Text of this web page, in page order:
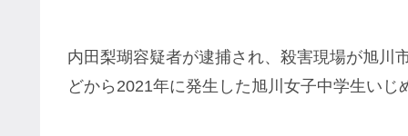
内田梨瑚容疑者が逮捕され、殺害現場が旭川
どから2021年に発生した旭川女子中学生い